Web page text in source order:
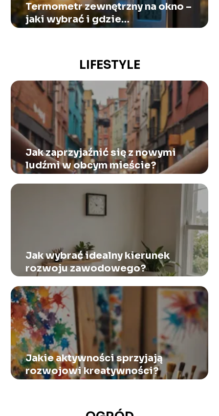
Termometr zewnętrzny na okno –
jaki wybrać i gdzie
LIFESTYLE
Jak zaprzyjaźnić się z nowymi
ludźmi w obcym mieście?
Jak wybrać idealny kierunek
rozwoju zawodowego?
Jakie aktywności sprzyjają
rozwojowi kreatywności?